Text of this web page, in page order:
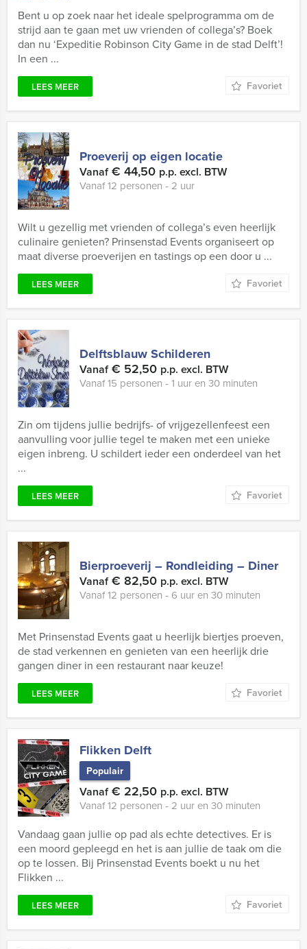
Bent u op zoek naar het ideale spelprogramma om de
strijd aan te gaan met uw vrienden of collega’s? Boek
dan nu ‘Expeditie Robinson City Game in de stad Delft’!
In een ...
LEES MEER Favoriet
Proeverij op eigen locatie
Vanaf€ 44,50 p.p. excl. BTW
Vanaf 12 personen ‐ 2 uur
Wilt u gezellig met vrienden of collega’s even heerlijk
culinaire genieten? Prinsenstad Events organiseert op
maat diverse proeverijen en tastings op een door u ...
LEES MEER Favoriet
Delftsblauw Schilderen
Vanaf€ 52,50 p.p. excl. BTW
Vanaf 15 personen ‐ 1 uur en 30 minuten
Zin om tijdens jullie bedrijfs- of vrijgezellenfeest een
aanvulling voor jullie tegel te maken met een unieke
eigen inbreng. U schildert ieder een onderdeel van het
...
LEES MEER Favoriet
Bierproeverij – Rondleiding – Diner
Vanaf€ 82,50 p.p. excl. BTW
Vanaf 12 personen ‐ 6 uur en 30 minuten
Met Prinsenstad Events gaat u heerlijk biertjes proeven,
de stad verkennen en genieten van een heerlijk drie
gangen diner in een restaurant naar keuze!
LEES MEER Favoriet
Flikken Delft
Populair
Vanaf€ 22,50 p.p. excl. BTW
Vanaf 12 personen ‐ 2 uur en 30 minuten
Vandaag gaan jullie op pad als echte detectives. Er is
een moord gepleegd en het is aan jullie de taak om die
op te lossen. Bij Prinsenstad Events boekt u nu het
Flikken ...
LEES MEER Favoriet